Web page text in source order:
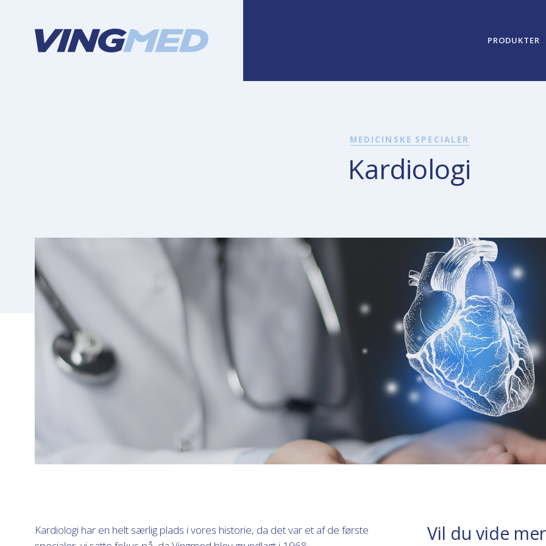
PRODUKTER
MEDICINSKE SPECIALER
Kardiologi
Kardiologi har en helt særlig plads i vores historie, da det var et af de første
Vil du vide